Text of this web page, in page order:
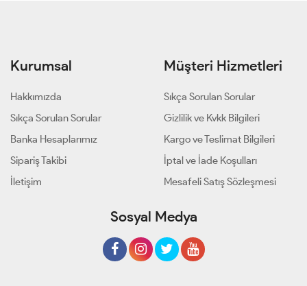
Kurumsal
Hakkımızda
Sıkça Sorulan Sorular
Banka Hesaplarımız
Sipariş Takibi
İletişim
Müşteri Hizmetleri
Sıkça Sorulan Sorular
Gizlilik ve Kvkk Bilgileri
Kargo ve Teslimat Bilgileri
İptal ve İade Koşulları
Mesafeli Satış Sözleşmesi
Sosyal Medya